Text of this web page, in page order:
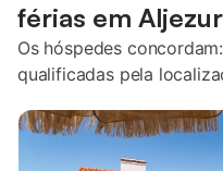
férias em Aljezur
Os hóspedes
qualificadas pela